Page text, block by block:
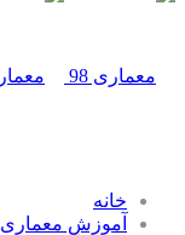
خانه
آموزش معماری